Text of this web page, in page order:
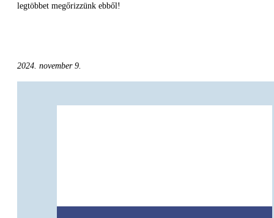
legtöbbet megőrizzünk ebből!
2024. november 9.